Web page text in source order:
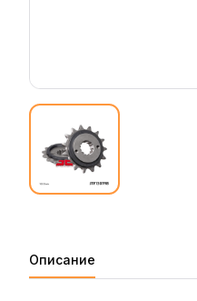
Описание